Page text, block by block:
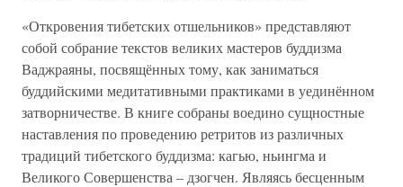
«Откровения тибетских отшельников» представляют
собой собрание текстов великих мастеров буддизма
Ваджраяны, посвящённых тому, как заниматься
буддийскими медитативными практиками в уединённом
затворничестве. В книге собраны воедино сущностные
наставления по проведению ретритов из различных
традиций тибетского буддизма: кагью, ньингма и
Великого Совершенства – дзогчен. Являясь бесценным